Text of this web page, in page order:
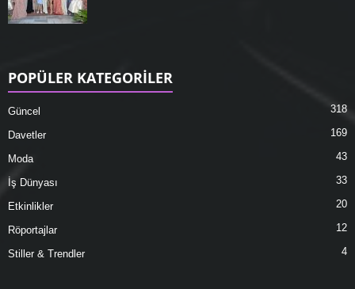
POPÜLER KATEGORİLER
Güncel 318
Davetler 169
Moda 43
İş Dünyası 33
Etkinlikler 20
Röportajlar 12
Stiller & Trendler 4